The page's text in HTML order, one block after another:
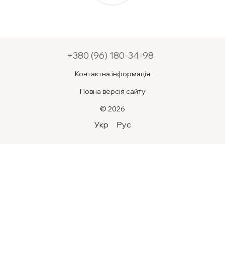
+380 (96) 180-34-98
Контактна інформація
Повна версія сайту
© 2026
Укр Рус